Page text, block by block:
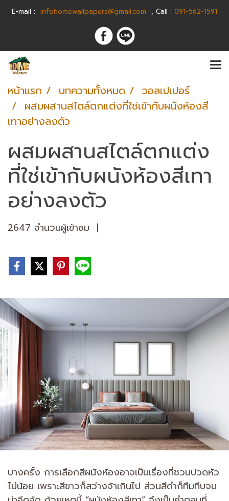
E-mail : infohomewallpapers@gmail.com , Call : 091-562-1591
หน้าแรก บทความทั้งหมด
วอลเปเปอร์
ผสมผสานสไตล์ตกแต่งที่ใช่เข้ากับผนังห้องสี
เทาอย่างลงตัว
ผสมผสานสไตล์ตกแต่ง
ที่ใช่เข้ากับผนังห้องสีเทา
อย่างลงตัว
2647 จำนวนผู้เข้าชม |
บางครั้ง การเลือกสีผนังห้องอาจเป็นเรื่องที่ชวนปวดหัว
ไม่น้อย เพราะสีขาวก็สว่างจ้าเกินไป ส่วนสีดำก็ทึมทึบจน